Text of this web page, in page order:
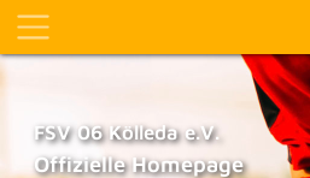
FSV 06 Kölleda e.V.
Offizielle Homepage